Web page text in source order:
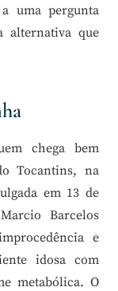
uma pergunta
alternativa que
chega bem
Tocantins, na
em 13 de
Barcelos
e
idosa com
metabólica. O